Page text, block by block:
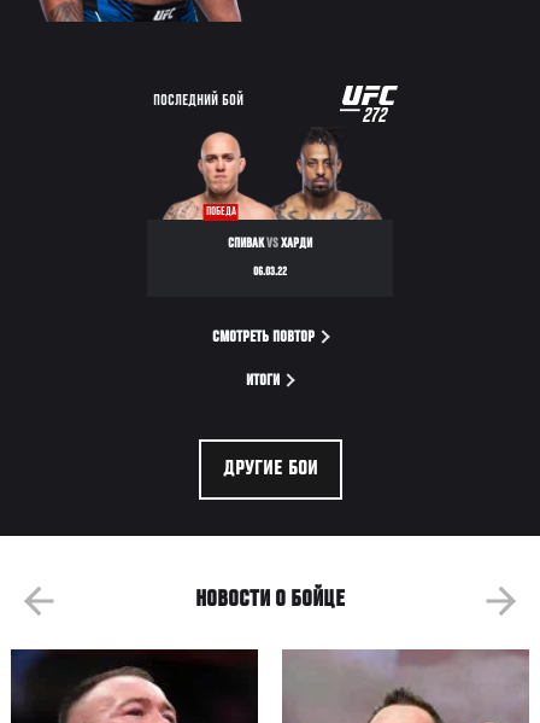
ПОСЛЕДНИЙ БОЙ
UFC
272272
ПОБЕДА
СПИВАКVSХАРДИ
06.03.22
СМОТРЕТЬ ПОВТОР
ИТОГИ
ДРУГИЕ БОИ
НОВОСТИ О БОЙЦЕ